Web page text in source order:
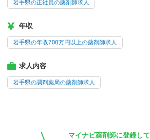
岩手県の正社員の薬剤師求人
年収
岩手県の年収700万円以上の薬剤師求人
求人内容
岩手県の調剤薬局の薬剤師求人
マイナビ薬剤師に登録して